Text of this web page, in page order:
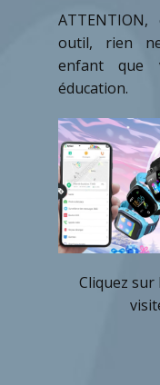
outil, rien
enfant que
éducation.
Cliquez